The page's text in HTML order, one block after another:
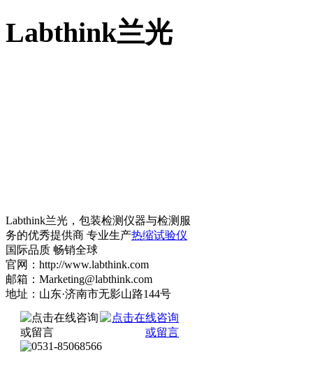
Labthink兰光
Labthink兰光，包装检测仪器与检测服
务的优秀提供商 专业生产热缩试验仪
国际品质 畅销全球
官网：http://www.labthink.com
邮箱：Marketing@labthink.com
地址：山东·济南市无影山路144号